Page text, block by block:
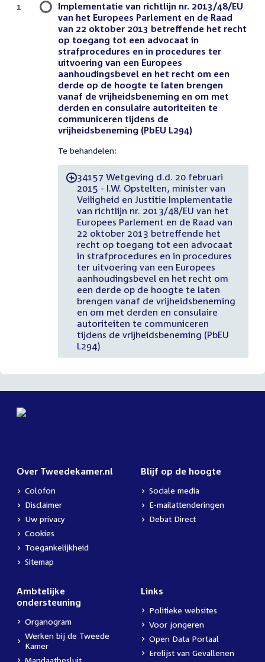
Implementatie van richtlijn nr. 2013/48/EU
van het Europees Parlement en de Raad
van 22 oktober 2013 betreffende het recht
op toegang tot een advocaat in
strafprocedures en in procedures ter
uitvoering van een Europees
aanhoudingsbevel en het recht om een
derde op de hoogte te laten brengen
vanaf de vrijheidsbeneming en om met
derden en consulaire autoriteiten te
communiceren tijdens de
vrijheidsbeneming (PbEU L294)
Te behandelen:
-34157 Wetgeving d.d. 20 februari
2015 - I.W. Opstelten, minister van
Veiligheid en Justitie Implementatie
van richtlijn nr. 2013/48/EU van het
Europees Parlement en de Raad van
22 oktober 2013 betreffende het
recht op toegang tot een advocaat
in strafprocedures en in procedures
ter uitvoering van een Europees
aanhoudingsbevel en het recht om
een derde op de hoogte te laten
brengen vanaf de vrijheidsbeneming
en om met derden en consulaire
autoriteiten te communiceren
tijdens de vrijheidsbeneming (PbEU
L294)
1
Over Tweedekamer.nl
Colofon
Disclaimer
Uw privacy
Cookies
Toegankelijkheid
Sitemap
Blijf op de hoogte
Sociale media
E-mailattenderingen
Debat Direct
Ambtelijke
ondersteuning
Organogram
Werken bij de Tweede
Kamer
Mandaatbesluit
Links
Politieke websites
Voor jongeren
Open Data Portaal
Erelijst van Gevallenen